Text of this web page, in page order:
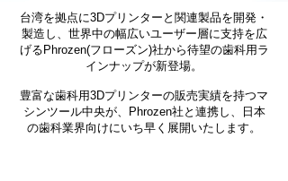
台湾を拠点に3Dプリンターと関連製品を開発・
製造し、世界中の幅広いユーザー層に支持を広
げるPhrozen(フローズン)社から待望の歯科用ラ
インナップが新登場。
豊富な歯科用3Dプリンターの販売実績を持つマ
シンツール中央が、Phrozen社と連携し、日本
の歯科業界向けにいち早く展開いたします。